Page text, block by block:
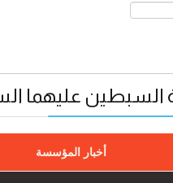
عليهما
أخبار المؤسسة